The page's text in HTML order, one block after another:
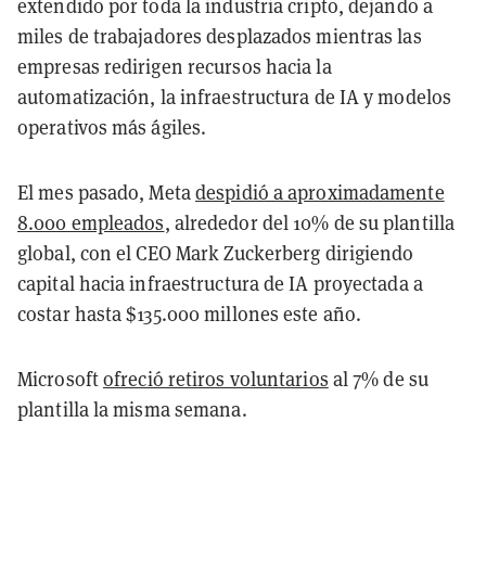
extendido por toda la industria cripto, dejando a
miles de trabajadores desplazados mientras las
empresas redirigen recursos hacia la
automatización, la infraestructura de IA y modelos
operativos más ágiles.
El mes pasado, Metadespidió a aproximadamente
8.000 empleados, alrededor del 10% de su plantilla
global, con el CEO Mark Zuckerberg dirigiendo
capital hacia infraestructura de IA proyectada a
costar hasta $135.000 millones este año.
Microsoftofreció retiros voluntarios al 7% de su
plantilla la misma semana.